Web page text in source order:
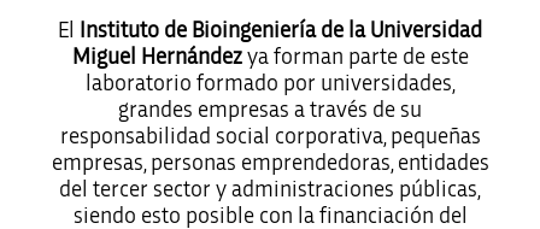
El
Instituto de Bioingeniería de la Universidad
Miguel Hernándezya forman parte de este
laboratorio formado por universidades,
grandes empresas a través de su
responsabilidad social corporativa, pequeñas
empresas, personas emprendedoras, entidades
del tercer sector y administraciones públicas,
siendo esto posible con la financiación del